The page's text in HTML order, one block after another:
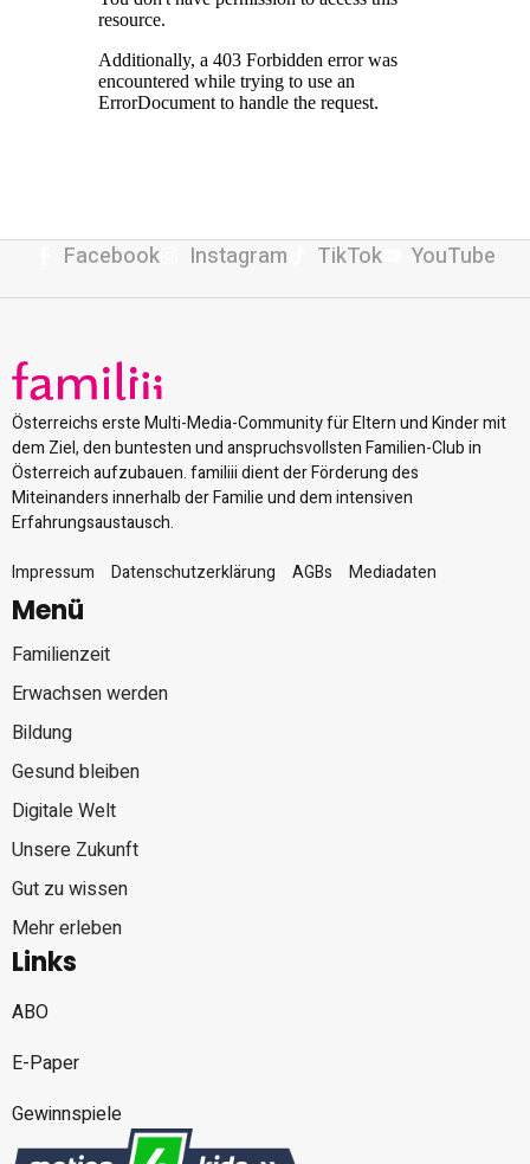
Facebook Instagram TikTok YouTube
Österreichs erste Multi-Media-Community für Eltern und Kinder mit
dem Ziel, den buntesten und anspruchsvollsten Familien-Club in
Österreich aufzubauen. familiii dient der Förderung des
Miteinanders innerhalb der Familie und dem intensiven
Erfahrungsaustausch.
Impressum
Datenschutzerklärung AGBs Mediadaten
Menü
Familienzeit
Erwachsen werden
Bildung
Gesund bleiben
Digitale Welt
Unsere Zukunft
Gut zu wissen
Mehr erleben
Links
ABO
E-Paper
Gewinnspiele